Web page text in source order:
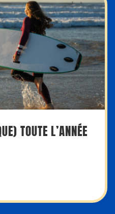
TOUTE L’ANNÉE